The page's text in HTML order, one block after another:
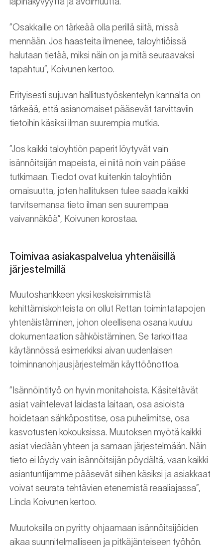
”Osakkaille on tärkeää olla perillä siitä, missä
mennään. Jos haasteita ilmenee, taloyhtiöissä
halutaan tietää, miksi näin on ja mitä seuraavaksi
tapahtuu”, Koivunen kertoo.
Erityisesti sujuvan hallitustyöskentelyn kannalta on
tärkeää, että asianomaiset pääsevät tarvittaviin
tietoihin käsiksi ilman suurempia mutkia.
”Jos kaikki taloyhtiön paperit löytyvät vain
isännöitsijän mapeista, ei niitä noin vain pääse
tutkimaan. Tiedot ovat kuitenkin taloyhtiön
omaisuutta, joten hallituksen tulee saada kaikki
tarvitsemansa tieto ilman sen suurempaa
vaivannäköä”, Koivunen korostaa.
Toimivaa asiakaspalvelua yhtenäisillä
järjestelmillä
Muutoshankkeen yksi keskeisimmistä
kehittämiskohteista on ollut Rettan toimintatapojen
yhtenäistäminen, johon oleellisena osana kuuluu
dokumentaation sähköistäminen. Se tarkoittaa
käytännössä esimerkiksi aivan uudenlaisen
toiminnanohjausjärjestelmän käyttöönottoa.
”Isännöintityö on hyvin monitahoista. Käsiteltävät
asiat vaihtelevat laidasta laitaan, osa asioista
hoidetaan sähköpostitse, osa puhelimitse, osa
kasvotusten kokouksissa. Muutoksen myötä kaikki
asiat viedään yhteen ja samaan järjestelmään. Näin
tieto ei löydy vain isännöitsijän pöydältä, vaan kaikki
asiantuntijamme pääsevät siihen käsiksi ja asiakkaat
voivat seurata tehtävien etenemistä reaaliajassa”,
Linda Koivunen kertoo.
Muutoksilla on pyritty ohjaamaan isännöitsijöiden
aikaa suunnitelmalliseen ja pitkäjänteiseen työhön.